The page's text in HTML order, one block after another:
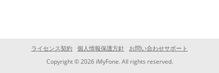
ライセンス契約 個人情報保護方針
お問い合わせサポート
Copyright © 2026 iMyFone. All rights reserved.